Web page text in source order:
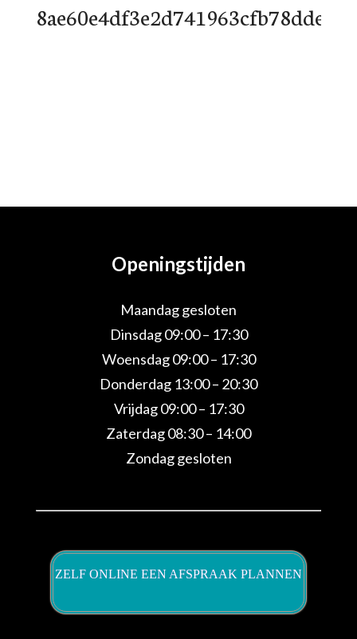
Openingstijden
Maandag gesloten
Dinsdag 09:00 – 17:30
Woensdag 09:00 – 17:30
Donderdag 13:00 – 20:30
Vrijdag 09:00 – 17:30
Zaterdag 08:30 – 14:00
Zondag gesloten
ZELF ONLINE EEN AFSPRAAK PLANNEN